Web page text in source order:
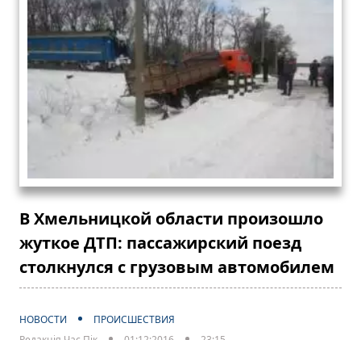
В Хмельницкой области произошло
жуткое ДТП: пассажирский поезд
столкнулся с грузовым автомобилем
НОВОСТИ
ПРОИСШЕСТВИЯ